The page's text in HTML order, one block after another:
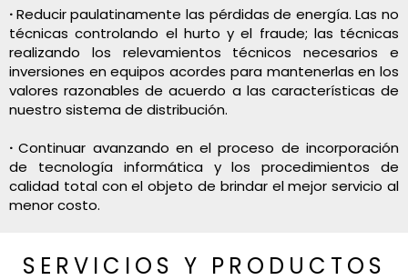
·Reducir paulatinamente las pérdidas de energía. Las no
técnicas controlando el hurto y el fraude; las técnicas
realizando los relevamientos técnicos necesarios e
inversiones en equipos acordes para mantenerlas en los
valores razonables de acuerdo a las características de
nuestro sistema de distribución.
·Continuar avanzando en el proceso de incorporación
de tecnología informática y los procedimientos de
calidad total con el objeto de brindar el mejor servicio al
menor costo.
SERVICIOS Y PRODUCTOS